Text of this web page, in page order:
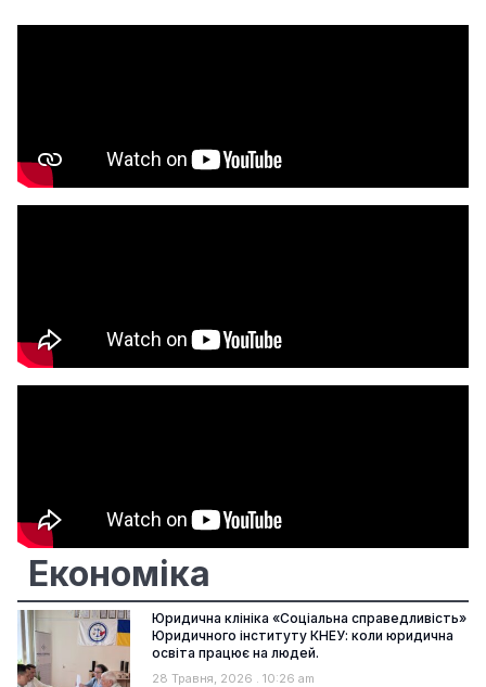
Економіка
Юридична клініка «Соціальна справедливість»
Юридичного інституту КНЕУ: коли юридична
освіта працює на людей.
28 Травня, 2026 10:26 am